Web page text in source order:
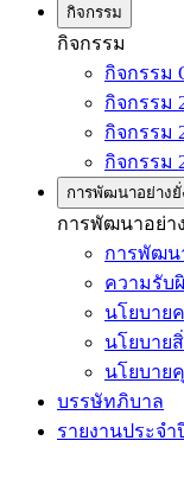
กิจกรรม
กิจกรรม
กิจกรรม
กิจกรรม
กิจกรรม
กิจกรรม
การพัฒนาอย่าง
การพัฒนาอย่า
การพัฒน
ความรับ
นโยบาย
นโยบาย
นโยบาย
บรรษัทภิบาล
รายงานประจำ